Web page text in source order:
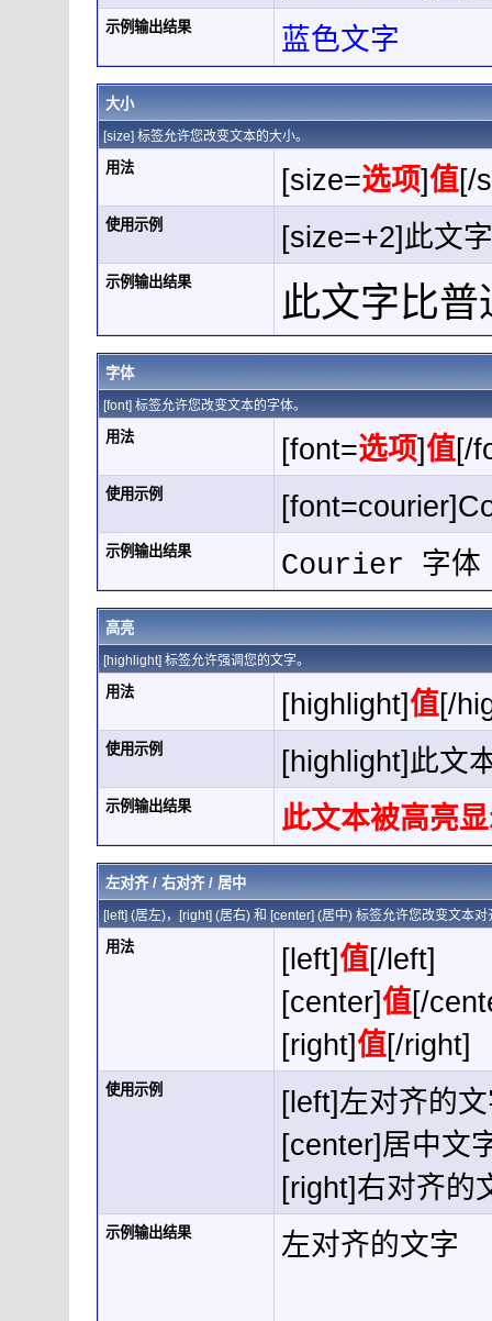
示例输出结果 蓝色文字
大小
[size] 标签允许您改变文本的大小。
用法 [size=选项]值[/
使用示例 [size=+2]此文
示例输出结果 此文字比
字体
[font] 标签允许您改变文本的字体。
用法 [font=选项]值[/
使用示例
示例输出结果 Courier 字体
高亮
[highlight] 标签允许强调您的文字。
用法 [highlight]值[/
使用示例 [highlight]此文
示例输出结果 此文本被高亮
左对齐 / 右对齐 / 居中
[left] (居左)，[right] (居右) 和 [center] (居中) 标签允许您改变文本对
用法 [left]值[/left]
[center]值[/
[right]值[/right]
使用示例
[left]左对齐的
[center]居中文
[right]右对齐的
示例输出结果 左对齐的文字